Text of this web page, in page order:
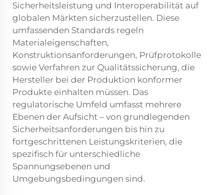
Sicherheitsleistung und Interoperabilität auf
globalen Märkten sicherzustellen. Diese
umfassenden Standards regeln
Materialeigenschaften,
Konstruktionsanforderungen, Prüfprotokolle
sowie Verfahren zur Qualitätssicherung, die
Hersteller bei der Produktion konformer
Produkte einhalten müssen. Das
regulatorische Umfeld umfasst mehrere
Ebenen der Aufsicht – von grundlegenden
Sicherheitsanforderungen bis hin zu
fortgeschrittenen Leistungskriterien, die
spezifisch für unterschiedliche
Spannungsebenen und
Umgebungsbedingungen sind.